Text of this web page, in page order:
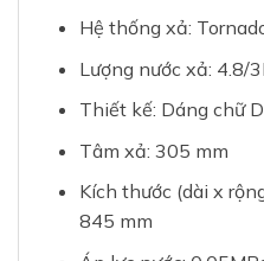
Hệ thống xả:
Lượng nước xả: 4.8/3L
Thiết kế: Dáng chữ D
Tâm xả: 305 mm
Kích thước (dài x
845 mm